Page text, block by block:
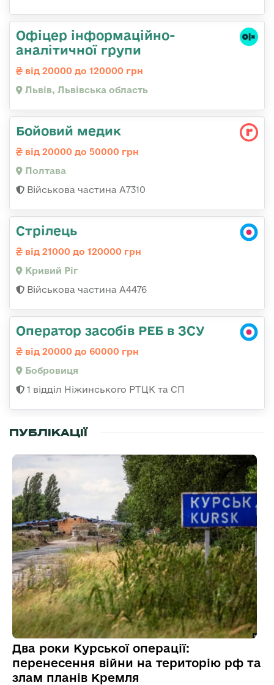
Офіцер інформаційно-
аналітичної групи
від 20000 до 120000 грн
Львів, Львівська область
Бойовий медик
від 20000 до 50000 грн
Полтава
Військова частина А7310
Стрілець
від 21000 до 120000 грн
Кривий Ріг
Військова частина А4476
Оператор засобів РЕБ в ЗСУ
від 20000 до 60000 грн
Бобровиця
1 відділ Ніжинського РТЦК та СП
ПУБЛІКАЦІЇ
Два роки Курської операції:
перенесення війни на територію рф та
злам планів Кремля